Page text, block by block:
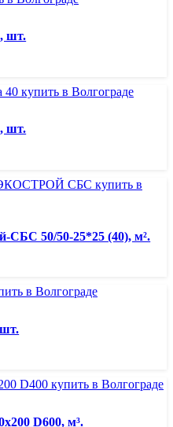
шт.
шт.
СБС 50/50-25*25 (40), м².
D600, м³.